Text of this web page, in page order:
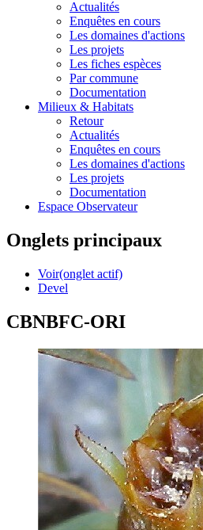
Actualités
Enquêtes en cours
Les domaines d'actions
Les projets
Les fiches espèces
Par commune
Documentation
Milieux & Habitats
Retour
Actualités
Enquêtes en cours
Les domaines d'actions
Les projets
Documentation
Espace Observateur
Onglets principaux
Voir(onglet actif)
Devel
CBNBFC-ORI